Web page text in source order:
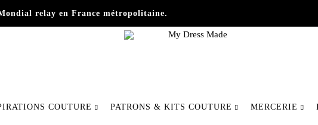
relay en France métropolitaine.
Made
mode
COUTURE PATRONS & KITS COUTURE MERCERIE